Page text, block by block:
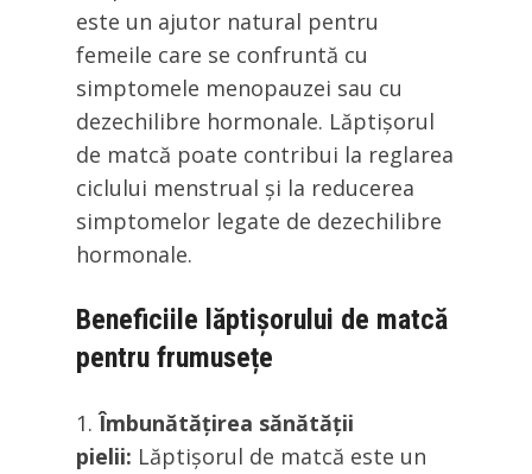
este un ajutor natural pentru
femeile care se confruntă cu
simptomele menopauzei sau cu
dezechilibre hormonale. Lăptișorul
de matcă poate contribui la reglarea
ciclului menstrual și la reducerea
simptomelor legate de dezechilibre
hormonale.
Beneficiile lăptișorului de matcă
pentru frumusețe
Îmbunătățirea sănătății
pielii: Lăptișorul de matcă este un